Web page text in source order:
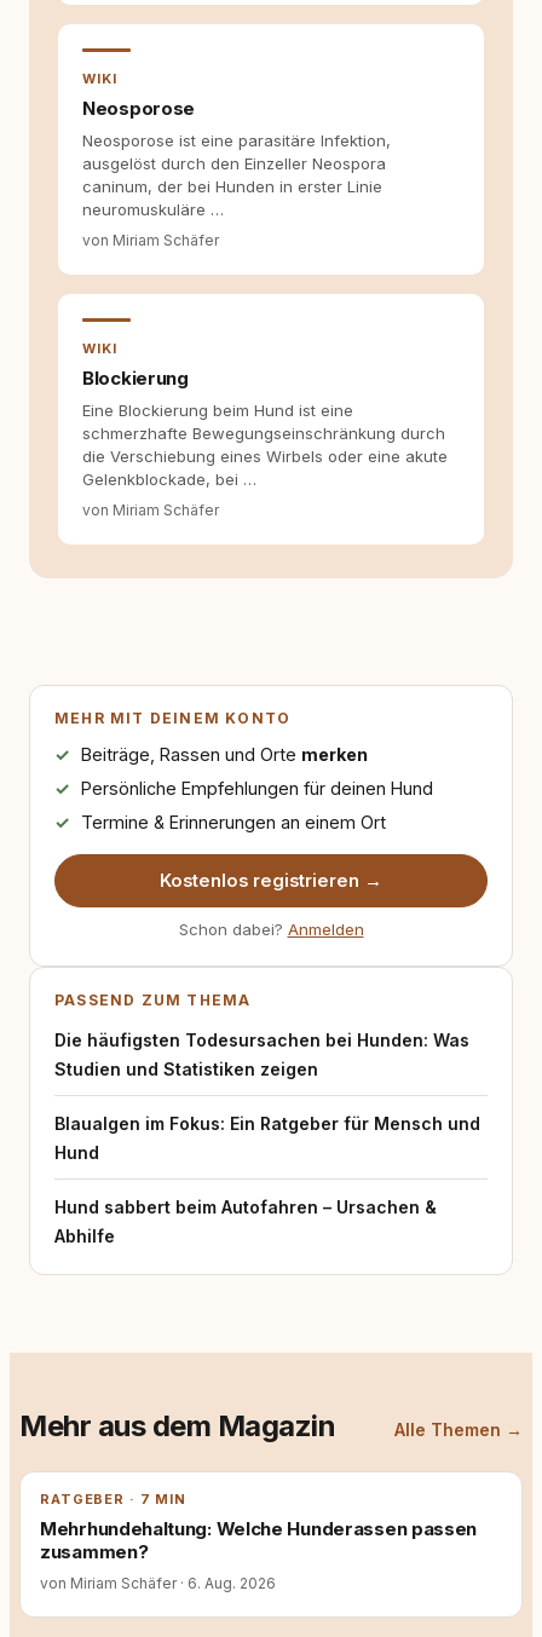
WIKI
Neosporose
Neosporose ist eine parasitäre Infektion,
ausgelöst durch den Einzeller Neospora
caninum, der bei Hunden in erster Linie
neuromuskuläre …
von Miriam Schäfer
WIKI
Blockierung
Eine Blockierung beim Hund ist eine
schmerzhafte Bewegungseinschränkung durch
die Verschiebung eines Wirbels oder eine akute
Gelenkblockade, bei …
von Miriam Schäfer
MEHR MIT DEINEM KONTO
Beiträge, Rassen und Orte merken
Persönliche Empfehlungen für deinen Hund
Termine & Erinnerungen an einem Ort
Kostenlos registrieren →
Schon dabei? Anmelden
PASSEND ZUM THEMA
Die häufigsten Todesursachen bei Hunden: Was
Studien und Statistiken zeigen
Blaualgen im Fokus: Ein Ratgeber für Mensch und
Hund
Hund sabbert beim Autofahren – Ursachen &
Abhilfe
Mehr aus dem Magazin Alle Themen →
RATGEBER · 7 MIN
Mehrhundehaltung: Welche Hunderassen passen
zusammen?
von Miriam Schäfer · 6. Aug. 2026